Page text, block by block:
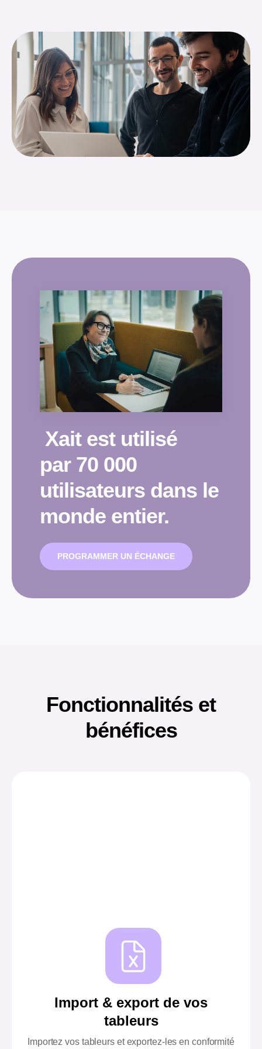
Xait est utilisé
par 70 000
utilisateurs dans le
monde entier.
PROGRAMMER UN ÉCHANGE
Fonctionnalités et
bénéfices
Import & export de vos
tableurs
Importez vos tableurs et exportez-les en conformité